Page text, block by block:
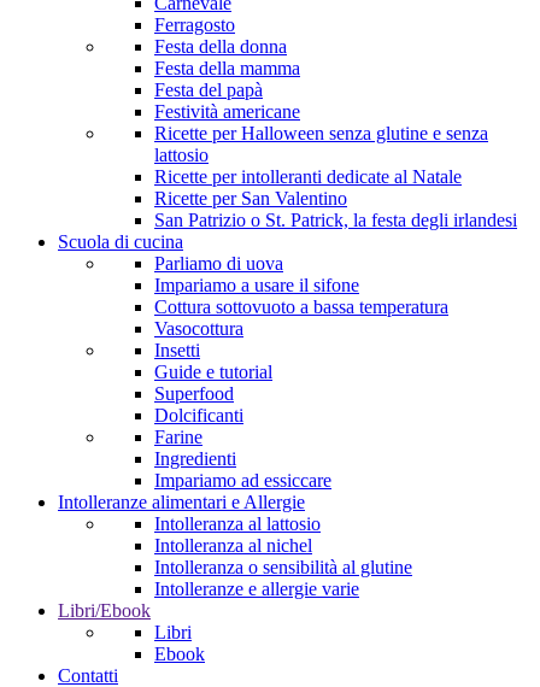
Ferragosto
Festa della donna
Festa della mamma
Festa del papà
Festività americane
Ricette per Halloween senza glutine e senza
lattosio
Ricette per intolleranti dedicate al Natale
Ricette per San Valentino
San Patrizio o St. Patrick, la festa degli irlandesi
Scuola di cucina
Parliamo di uova
Impariamo a usare il sifone
Cottura sottovuoto a bassa temperatura
Vasocottura
Insetti
Guide e tutorial
Superfood
Dolcificanti
Farine
Ingredienti
Impariamo ad essiccare
Intolleranze alimentari e Allergie
Intolleranza al lattosio
Intolleranza al nichel
Intolleranza o sensibilità al glutine
Intolleranze e allergie varie
Libri/Ebook
Libri
Ebook
Contatti